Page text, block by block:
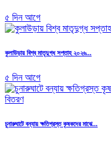
৫ দিন আগে
কুলাউড়ায় বিশ্ব মাতৃদুগ্ধ সপ্তাহ ২০২৬...
৫ দিন আগে
চুনারুঘাটে বন্যায় ক্ষতিগ্রস্ত কৃষকদের মাঝে...